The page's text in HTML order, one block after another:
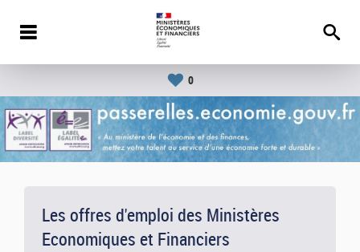
0
Les offres d'emploi des Ministères
Economiques et Financiers